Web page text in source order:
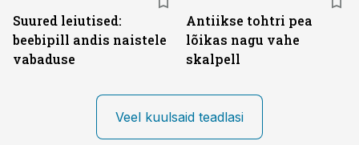
Suured leiutised:
beebipill andis naistele
vabaduse
Antiikse tohtri pea
lõikas nagu vahe
skalpell
Veel kuulsaid teadlasi